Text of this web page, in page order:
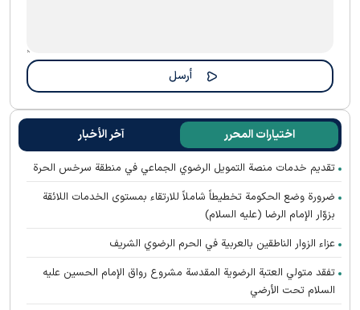
اختيارات المحرر آخر الأخبار
تقديم خدمات منصة التمويل الرضوي الجماعي في منطقة سرخس الحرة
ضرورة وضع الحكومة تخطيطاً شاملاً للارتقاء بمستوى الخدمات اللائقة
بزوّار الإمام الرضا (عليه السلام)
عزاء الزوار الناطقين بالعربية في الحرم الرضوي الشریف
تفقد متولي العتبة الرضوية المقدسة مشروع رواق الإمام الحسين عليه
السلام تحت الأرضي